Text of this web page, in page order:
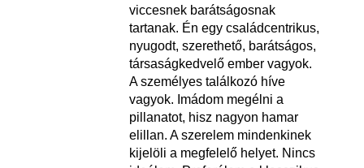
viccesnek barátságosnak
tartanak. Én egy családcentrikus,
nyugodt, szerethető, barátságos,
társaságkedvelő ember vagyok.
A személyes találkozó híve
vagyok. Imádom megélni a
pillanatot, hisz nagyon hamar
elillan. A szerelem mindenkinek
kijelöli a megfelelő helyet. Nincs